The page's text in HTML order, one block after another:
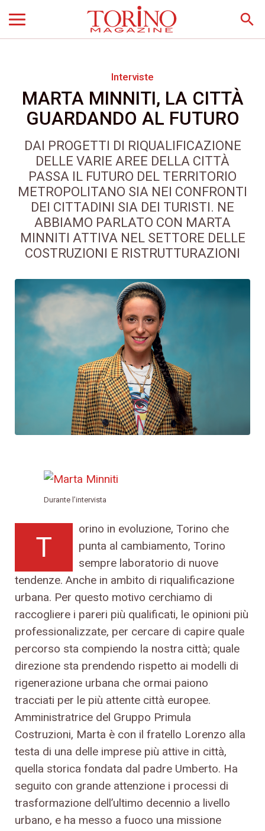
search
Interviste
MARTA MINNITI, LA CITTÀ
GUARDANDO AL FUTURO
DAI PROGETTI DI RIQUALIFICAZIONE
DELLE VARIE AREE DELLA CITTÀ
PASSA IL FUTURO DEL TERRITORIO
METROPOLITANO SIA NEI CONFRONTI
DEI CITTADINI SIA DEI TURISTI. NE
ABBIAMO PARLATO CON MARTA
MINNITI ATTIVA NEL SETTORE DELLE
COSTRUZIONI E RISTRUTTURAZIONI
Durante l’intervista
T
orino in evoluzione, Torino che
punta al cambiamento, Torino
sempre laboratorio di nuove
tendenze. Anche in ambito di riqualificazione
urbana. Per questo motivo cerchiamo di
raccogliere i pareri più qualificati, le opinioni più
professionalizzate, per cercare di capire quale
percorso sta compiendo la nostra città; quale
direzione sta prendendo rispetto ai modelli di
rigenerazione urbana che ormai paiono
tracciati per le più attente città europee.
Amministratrice del Gruppo Primula
Costruzioni, Marta è con il fratello Lorenzo alla
testa di una delle imprese più attive in città,
quella storica fondata dal padre Umberto. Ha
seguito con grande attenzione i processi di
trasformazione dell’ultimo decennio a livello
urbano, e ha messo a fuoco una missione